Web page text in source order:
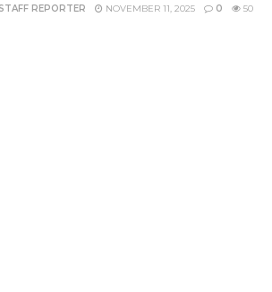
STAFF REPORTER NOVEMBER 11, 2025 0 50